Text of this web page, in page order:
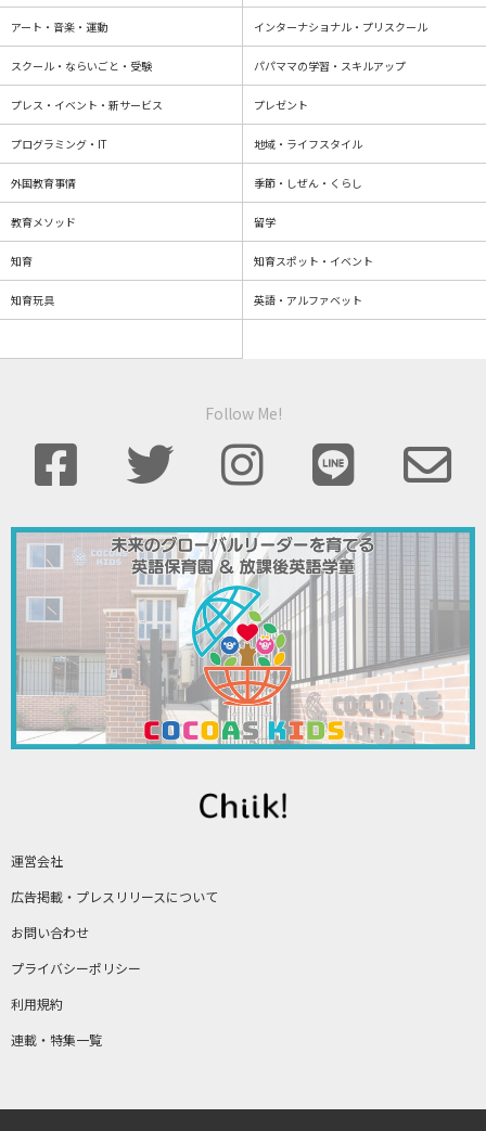
運営会社
広告掲載・プレスリリースについて
お問い合わせ
プライバシーポリシー
利用規約
連載・特集一覧
アート・音楽・運動 インターナショナル・プリスクール
スクール・ならいごと・受験 パパママの学習・スキルアップ
プレス・イベント・新サービス プレゼント
プログラミング・IT 地域・ライフスタイル
外国教育事情 季節・しぜん・くらし
教育メソッド 留学
知育 知育スポット・イベント
知育玩具 英語・アルファベット
Follow Me!